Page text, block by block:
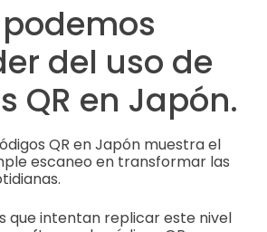
del uso de
QR en Japón.
QR en Japón muestra el
escaneo en transformar las
que intentan replicar este nivel